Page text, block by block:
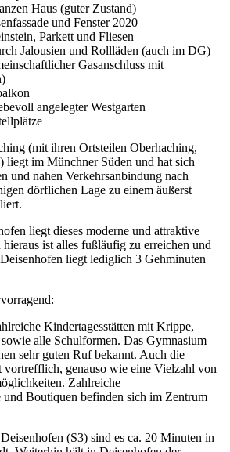
Haus (guter Zustand)
und Fenster 2020
Parkett und Fliesen
Jalousien und Rollläden (auch im DG)
Gasanschluss mit
angelegter Westgarten
(mit ihren Ortsteilen Oberhaching,
liegt im Münchner Süden und hat sich
und nahen Verkehrsanbindung nach
dörflichen Lage zu einem äußerst
liegt dieses moderne und attraktive
ist alles fußläufig zu erreichen und
liegt lediglich 3 Gehminuten
Kindertagesstätten mit Krippe,
alle Schulformen. Das Gymnasium
sehr guten Ruf bekannt. Auch die
vortrefflich, genauso wie eine Vielzahl von
Zahlreiche
und Boutiquen befinden sich im Zentrum
(S3) sind es ca. 20 Minuten in